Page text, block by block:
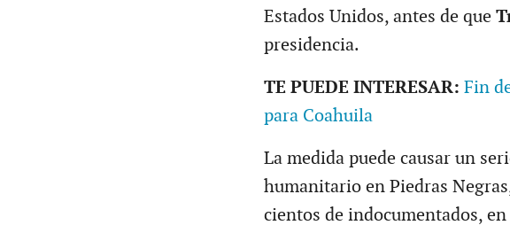
Estados Unidos, antes de que
presidencia.
TE PUEDE INTERESAR: Fin
para Coahuila
La medida puede causar un
humanitario en Piedras
cientos de indocumentados,